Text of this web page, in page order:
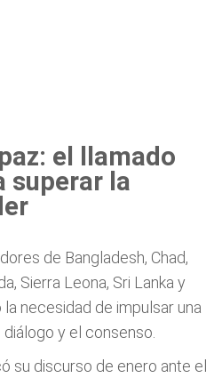
el llamado
superar la
de Bangladesh, Chad,
Sierra Leona, Sri Lanka y
necesidad de impulsar una
y el consenso.
su discurso de enero ante el